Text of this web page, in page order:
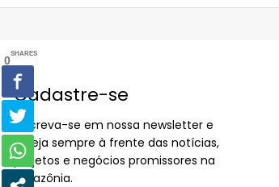
Cadastre-se
Inscreva-se em nossa newsletter e
esteja sempre à frente das notícias,
projetos e negócios promissores na
Amazônia.
0
SHARES